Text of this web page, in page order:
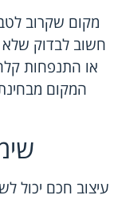
מקום שקרוב
חשוב לבדוק שלא
או התנפחות
המקום מבחינת
עיצוב חכם יכול